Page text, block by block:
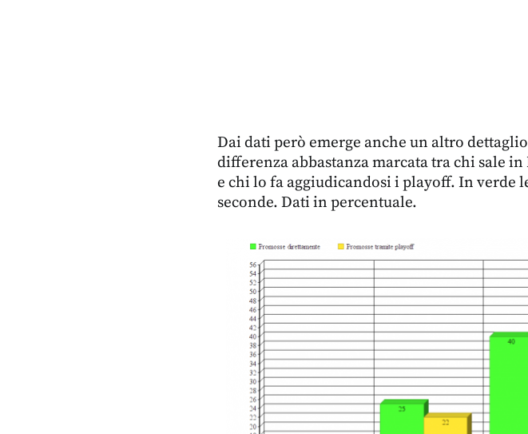
Dai dati però emerge anche un altro
differenza abbastanza marcata tra chi sale
e chi lo fa aggiudicandosi i playoff. In verde
seconde. Dati in percentuale.